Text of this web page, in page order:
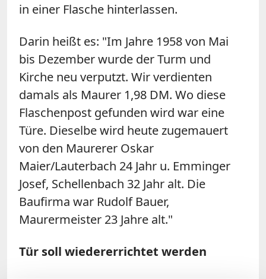
in einer Flasche hinterlassen.
Darin heißt es: "Im Jahre 1958 von Mai
bis Dezember wurde der Turm und
Kirche neu verputzt. Wir verdienten
damals als Maurer 1,98 DM. Wo diese
Flaschenpost gefunden wird war eine
Türe. Dieselbe wird heute zugemauert
von den Maurerer Oskar
Maier/Lauterbach 24 Jahr u. Emminger
Josef, Schellenbach 32 Jahr alt. Die
Baufirma war Rudolf Bauer,
Maurermeister 23 Jahre alt."
Tür soll wiedererrichtet werden